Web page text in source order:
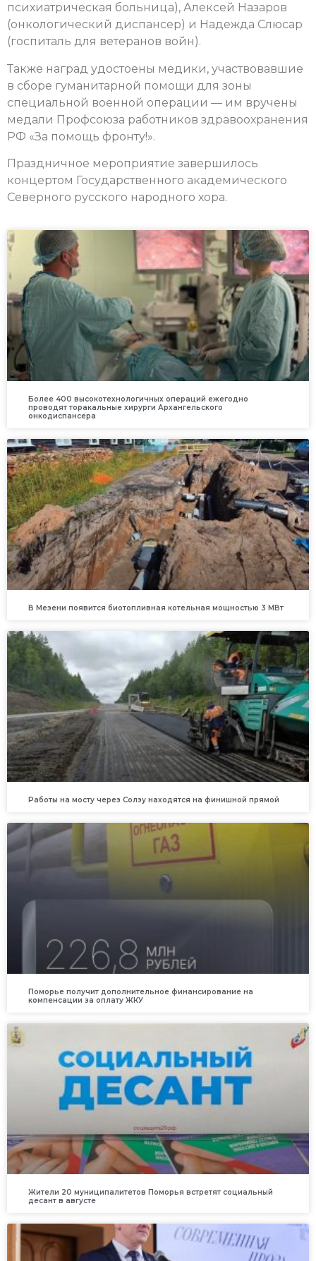
психиатрическая больница), Алексей Назаров
(онкологический диспансер) и Надежда Слюсар
(госпиталь для ветеранов войн).
Также наград удостоены медики, участвовавшие
в сборе гуманитарной помощи для зоны
специальной военной операции — им вручены
медали Профсоюза работников здравоохранения
РФ «За помощь фронту!».
Праздничное мероприятие завершилось
концертом Государственного академического
Северного русского народного хора.
Более 400 высокотехнологичных операций ежегодно
проводят торакальные хирурги Архангельского
онкодиспансера
В Мезени появится биотопливная котельная мощностью 3 МВт
Работы на мосту через Солзу находятся на финишной прямой
Поморье получит дополнительное финансирование на
компенсации за оплату ЖКУ
Жители 20 муниципалитетов Поморья встретят социальный
десант в августе